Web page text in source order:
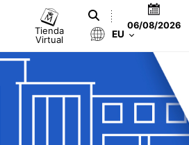
Tienda
Virtual
06/08/2026
EU